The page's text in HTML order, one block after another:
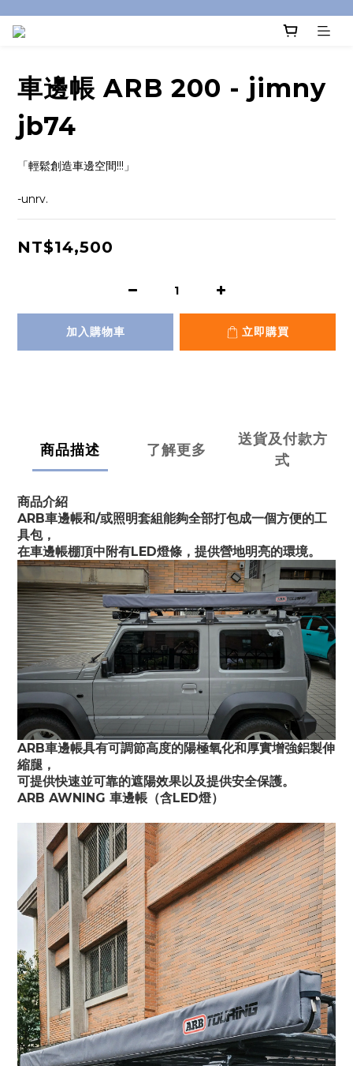
車邊帳 ARB 200 - jimny
jb74
「輕鬆創造車邊空間!!!」
-unrv.
NT$14,500
加入購物車 立即購買
商品描述 了解更多
送貨及付款方
式
商品介紹
ARB車邊帳和/或照明套組能夠全部打包成一個方便的工
具包，
在車邊帳棚頂中附有LED燈條，提供營地明亮的環境。
ARB車邊帳具有可調節高度的陽極氧化和厚實增強鋁製伸
縮腿，
可提供快速並可靠的遮陽效果以及提供安全保護。
ARB AWNING 車邊帳（含LED燈）